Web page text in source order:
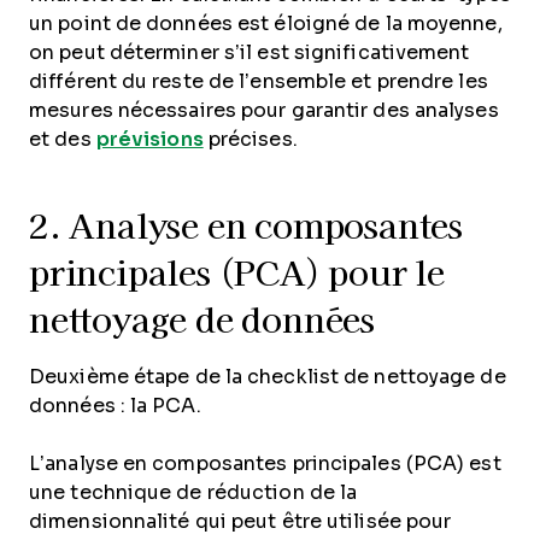
un point de données est éloigné de la moyenne,
on peut déterminer s’il est significativement
différent du reste de l’ensemble et prendre les
mesures nécessaires pour garantir des analyses
et des prévisionsprécises.
2. Analyse en composantes
principales (PCA) pour le
nettoyage de données
Deuxième étape de la checklist de nettoyage de
données : la PCA.
L’analyse en composantes principales (PCA) est
une technique de réduction de la
dimensionnalité qui peut être utilisée pour